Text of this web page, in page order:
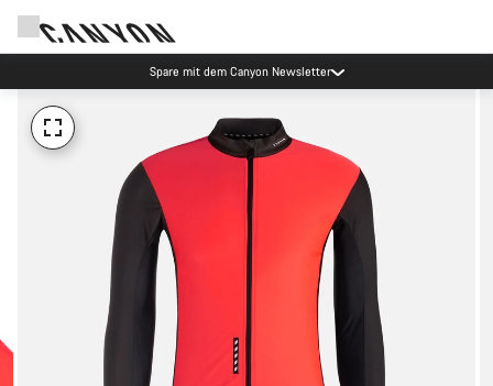
Spare mit dem Canyon Newsletter